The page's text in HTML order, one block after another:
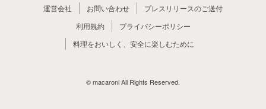
運営会社
お問い合わせ
プレスリリースのご送付
利用規約
プライバシーポリシー
料理をおいしく、安全に楽しむために
© macaroni All Rights Reserved.